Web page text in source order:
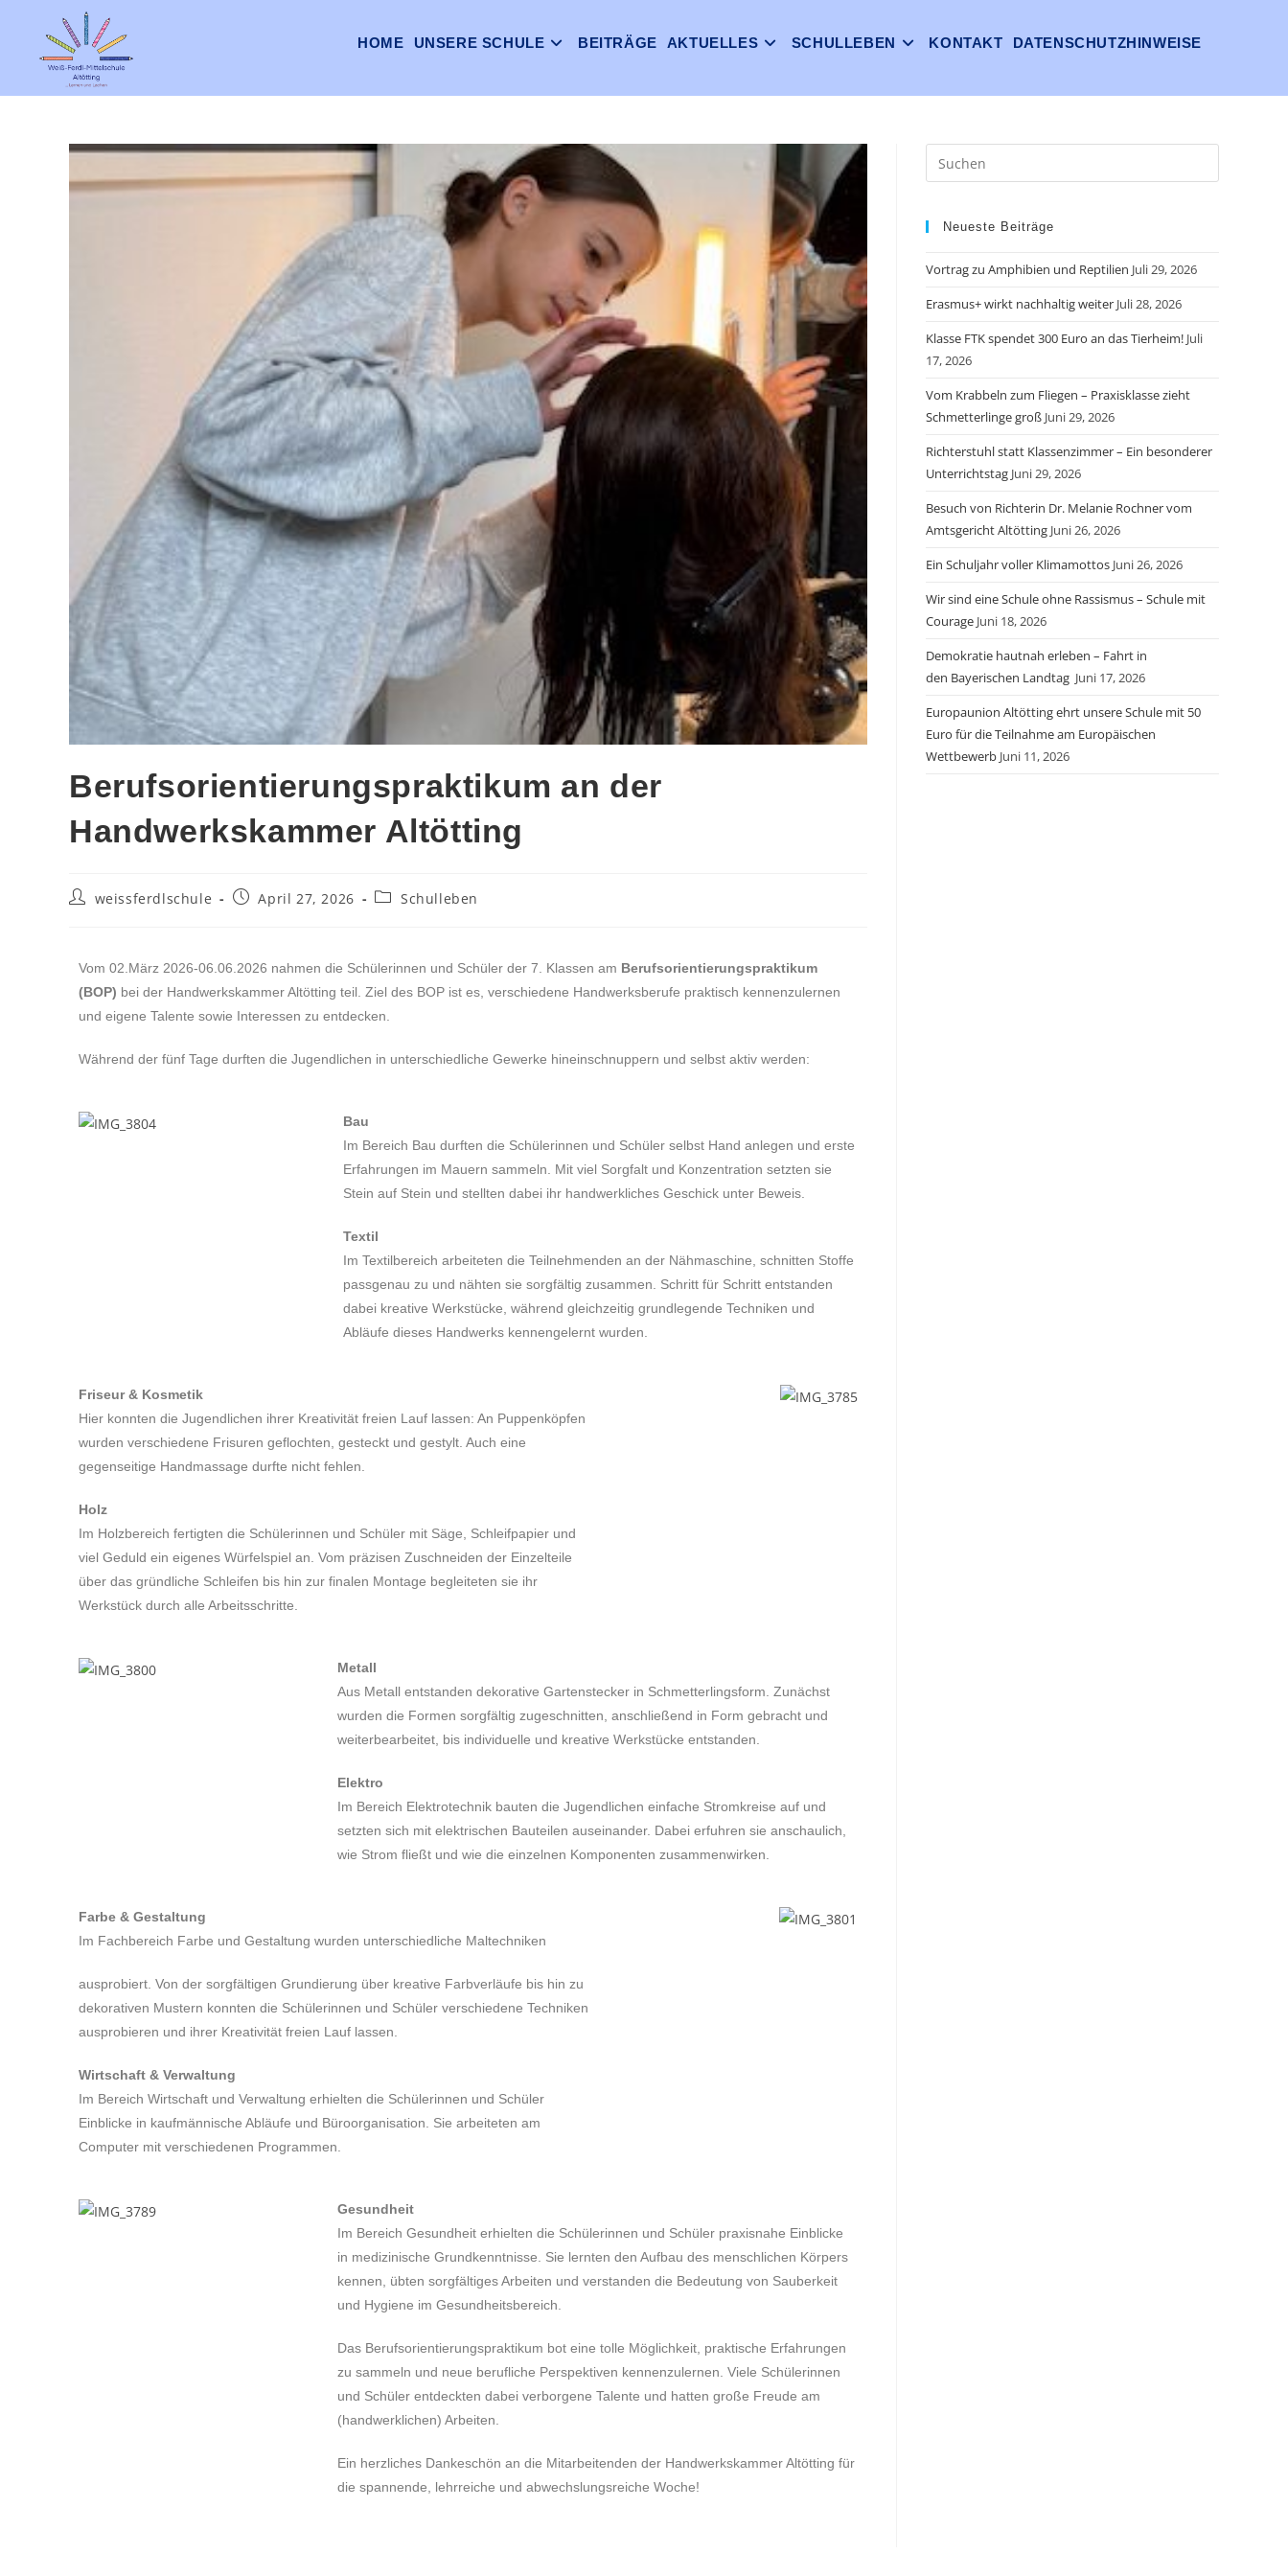
HOME UNSERE SCHULE BEITRÄGE AKTUELLES SCHULLEBEN KONTAKT DATENSCHUTZHINWEISE
Berufsorientierungspraktikum an der
Handwerkskammer Altötting
weissferdlschule April 27, 2026 Schulleben
Vom 02.März 2026-06.06.2026 nahmen die Schülerinnen und Schüler der 7. Klassen am Berufsorientierungspraktikum
(BOP) bei der Handwerkskammer Altötting teil. Ziel des BOP ist es, verschiedene Handwerksberufe praktisch kennenzulernen
und eigene Talente sowie Interessen zu entdecken.
Während der fünf Tage durften die Jugendlichen in unterschiedliche Gewerke hineinschnuppern und selbst aktiv werden:
Bau
Im Bereich Bau durften die Schülerinnen und Schüler selbst Hand anlegen und erste
Erfahrungen im Mauern sammeln. Mit viel Sorgfalt und Konzentration setzten sie
Stein auf Stein und stellten dabei ihr handwerkliches Geschick unter Beweis.
Textil
Im Textilbereich arbeiteten die Teilnehmenden an der Nähmaschine, schnitten Stoffe
passgenau zu und nähten sie sorgfältig zusammen. Schritt für Schritt entstanden
dabei kreative Werkstücke, während gleichzeitig grundlegende Techniken und
Abläufe dieses Handwerks kennengelernt wurden.
Friseur & Kosmetik
Hier konnten die Jugendlichen ihrer Kreativität freien Lauf lassen: An Puppenköpfen
wurden verschiedene Frisuren geflochten, gesteckt und gestylt. Auch eine
gegenseitige Handmassage durfte nicht fehlen.
Holz
Im Holzbereich fertigten die Schülerinnen und Schüler mit Säge, Schleifpapier und
viel Geduld ein eigenes Würfelspiel an. Vom präzisen Zuschneiden der Einzelteile
über das gründliche Schleifen bis hin zur finalen Montage begleiteten sie ihr
Werkstück durch alle Arbeitsschritte.
Metall
Aus Metall entstanden dekorative Gartenstecker in Schmetterlingsform. Zunächst
wurden die Formen sorgfältig zugeschnitten, anschließend in Form gebracht und
weiterbearbeitet, bis individuelle und kreative Werkstücke entstanden.
Elektro
Im Bereich Elektrotechnik bauten die Jugendlichen einfache Stromkreise auf und
setzten sich mit elektrischen Bauteilen auseinander. Dabei erfuhren sie anschaulich,
wie Strom fließt und wie die einzelnen Komponenten zusammenwirken.
Farbe & Gestaltung
Im Fachbereich Farbe und Gestaltung wurden unterschiedliche Maltechniken
ausprobiert. Von der sorgfältigen Grundierung über kreative Farbverläufe bis hin zu
dekorativen Mustern konnten die Schülerinnen und Schüler verschiedene Techniken
ausprobieren und ihrer Kreativität freien Lauf lassen.
Wirtschaft & Verwaltung
Im Bereich Wirtschaft und Verwaltung erhielten die Schülerinnen und Schüler
Einblicke in kaufmännische Abläufe und Büroorganisation. Sie arbeiteten am
Computer mit verschiedenen Programmen.
Gesundheit
Im Bereich Gesundheit erhielten die Schülerinnen und Schüler praxisnahe Einblicke
in medizinische Grundkenntnisse. Sie lernten den Aufbau des menschlichen Körpers
kennen, übten sorgfältiges Arbeiten und verstanden die Bedeutung von Sauberkeit
und Hygiene im Gesundheitsbereich.
Das Berufsorientierungspraktikum bot eine tolle Möglichkeit, praktische Erfahrungen
zu sammeln und neue berufliche Perspektiven kennenzulernen. Viele Schülerinnen
und Schüler entdeckten dabei verborgene Talente und hatten große Freude am
(handwerklichen) Arbeiten.
Ein herzliches Dankeschön an die Mitarbeitenden der Handwerkskammer Altötting für
die spannende, lehrreiche und abwechslungsreiche Woche!
Neueste Beiträge
Vortrag zu Amphibien und Reptilien Juli 29, 2026
Erasmus+ wirkt nachhaltig weiter Juli 28, 2026
Klasse FTK spendet 300 Euro an das Tierheim! Juli
17, 2026
Vom Krabbeln zum Fliegen – Praxisklasse zieht
Schmetterlinge groß Juni 29, 2026
Richterstuhl statt Klassenzimmer – Ein besonderer
Unterrichtstag Juni 29, 2026
Besuch von Richterin Dr. Melanie Rochner vom
Amtsgericht Altötting Juni 26, 2026
Ein Schuljahr voller Klimamottos Juni 26, 2026
Wir sind eine Schule ohne Rassismus – Schule mit
Courage Juni 18, 2026
Demokratie hautnah erleben – Fahrt in
den Bayerischen Landtag Juni 17, 2026
Europaunion Altötting ehrt unsere Schule mit 50
Euro für die Teilnahme am Europäischen
Wettbewerb Juni 11, 2026